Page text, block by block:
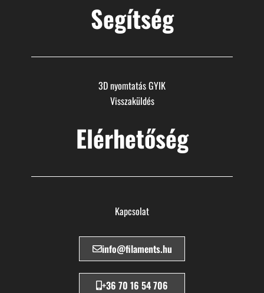
Segítség
3D nyomtatás GYIK
Visszaküldés
Elérhetőség
Kapcsolat
info@filaments.hu
+36 70 16 54 706